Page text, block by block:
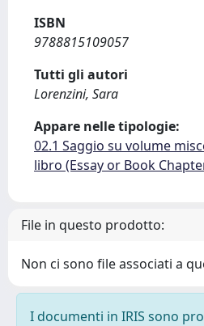
ISBN
9788815109057
Tutti gli autori
Lorenzini, Sara
Appare nelle tipologie:
02.1 Saggio su volume
libro (Essay or Book
File in questo prodotto:
Non ci sono file associati a
I documenti in IRIS sono